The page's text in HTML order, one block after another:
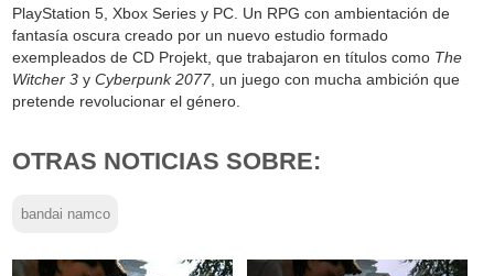
PlayStation 5, Xbox Series y PC. Un RPG con ambientación de
fantasía oscura creado por un nuevo estudio formado
exempleados de CD Projekt, que trabajaron en títulos como The
Witcher 3 yCyberpunk 2077, un juego con mucha ambición que
pretende revolucionar el género.
OTRAS NOTICIAS SOBRE:
bandai namco